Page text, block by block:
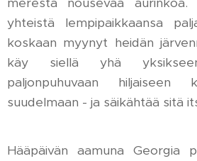
yhteistä lempipaikkaansa
koskaan myynyt heidän
käy siellä yhä
paljonpuhuvaan hiljaiseen
suudelmaan - ja säikähtää sitä
Hääpäivän aamuna Georgia